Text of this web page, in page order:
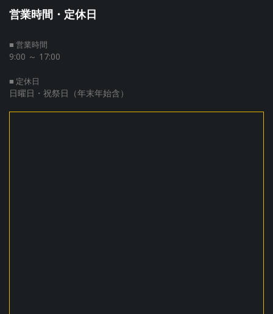
営業時間・定休日
■ 営業時間
9:00 ～ 17:00
■ 定休日
日曜日・祝祭日（年末年始含）